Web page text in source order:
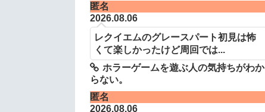
匿名
2026.08.06
レクイエムのグレースパート初見は怖
くて楽しかったけど周回では...
ホラーゲームを遊ぶ人の気持ちがわか
らない。
匿名
2026.08.06